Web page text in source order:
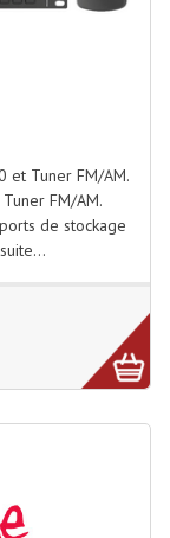
et Tuner FM/AM.
FM/AM.
de stockage